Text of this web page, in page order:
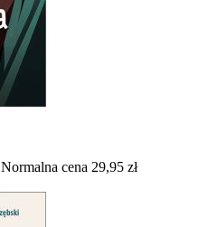
Normalna cena 29,95 zł